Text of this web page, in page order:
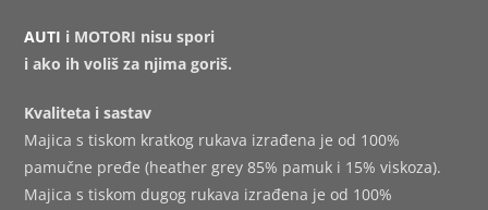
AUTI i MOTORI nisu spori
i ako ih voliš za njima goriš.
Kvaliteta i sastav
Majica s tiskom kratkog rukava izrađena je od 100%
pamučne pređe (heather grey 85% pamuk i 15% viskoza).
Majica s tiskom dugog rukava izrađena je od 100%